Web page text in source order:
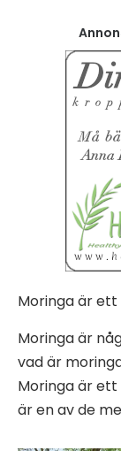
Moringa är
Moringa är
vad är
Moringa är
är en av de